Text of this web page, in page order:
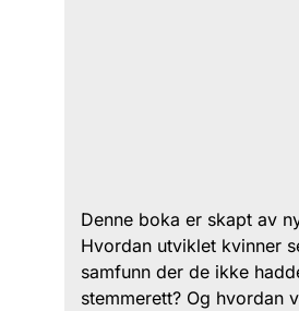
Denne boka er skapt av
Hvordan utviklet kvinner
samfunn der de ikke
stemmerett? Og hvordan